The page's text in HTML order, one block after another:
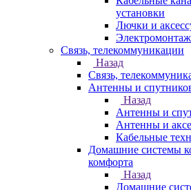
установки
Лючки и
Связь, телекоммуникации
Назад
Связь,
Антенны и
Назад
Антенны и
Антенны и
Кабельные
Домашние системы
комфорта
Назад
Домашние